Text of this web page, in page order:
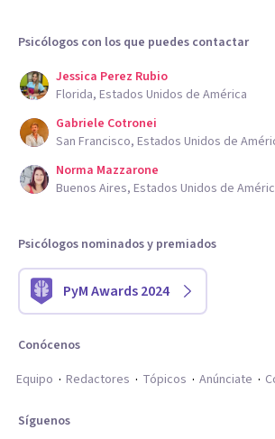
Psicólogos con los que puedes contactar
Jessica Perez Rubio
Florida, Estados Unidos de América
Gabriele Cotronei
San Francisco, Estados Unidos de
Norma Mazzarone
Buenos Aires, Estados Unidos de
Psicólogos nominados y premiados
PyM Awards 2024
Conócenos
Equipo
Redactores Tópicos Anúnciate
Síguenos